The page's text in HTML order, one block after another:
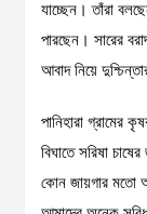
যাচ্ছেন। তাঁরা
পারছেন। সারের
আবাদ নিয়ে
পানিহারা গ্রামের
বিঘাতে সরিষা
কোন জায়গার মতো